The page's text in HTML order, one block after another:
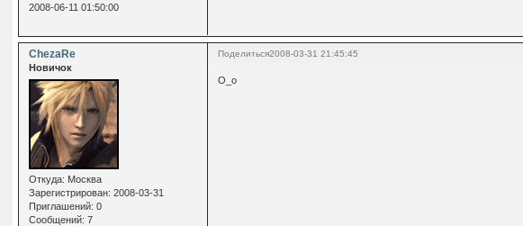
2008-06-11 01:50:00
Поделиться2008-03-31 21:45:45
ChezaRe
Новичок
Откуда: Москва
Зарегистрирован: 2008-03-31
Приглашений: 0
Сообщений: 7
О_о